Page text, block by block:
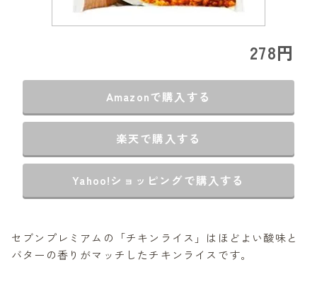
278円
Amazonで購入する
楽天で購入する
Yahoo!ショッピングで購入する
セブンプレミアムの「チキンライス」はほどよい酸味と
バターの香りがマッチしたチキンライスです。